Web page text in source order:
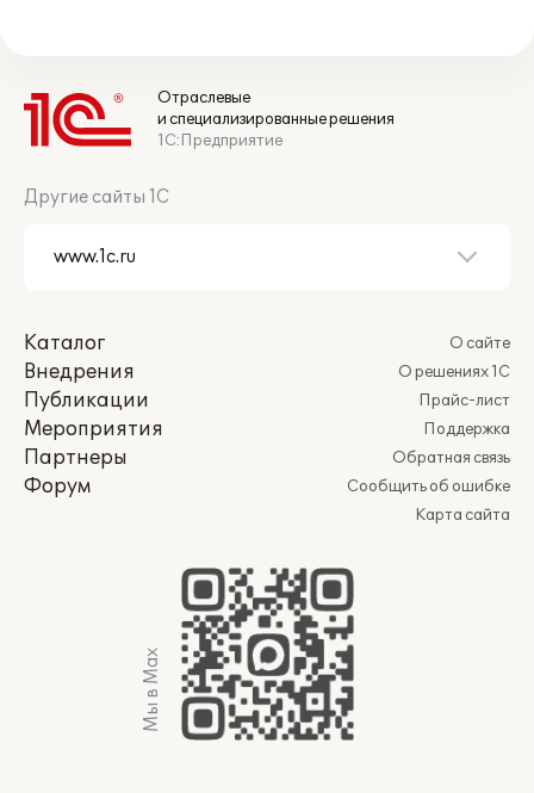
Отраслевые
и специализированные решения
1С:Предприятие
Другие сайты 1С
Каталог
Внедрения
Публикации
Мероприятия
Партнеры
Форум
О сайте
О решениях 1С
Прайс-лист
Поддержка
Обратная связь
Сообщить об ошибке
Карта сайта
Мы в Max